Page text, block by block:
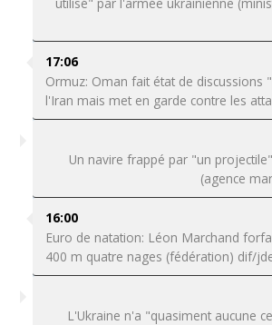
17:06
Ormuz: Oman fait état de discussions
l'Iran mais met en garde contre les
Un navire frappé par "un
(agence
16:00
Euro de natation: Léon Marchand
400 m quatre nages (fédération) dif/
L'Ukraine n'a "quasiment aucune